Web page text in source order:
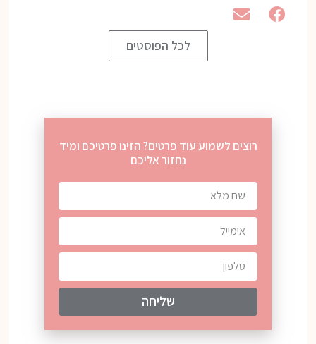
לכל הפוסטים
רוצים לשמוע עוד פרטים? הזינו פרטיכם ומיד
נחזור אליכם
שליחה